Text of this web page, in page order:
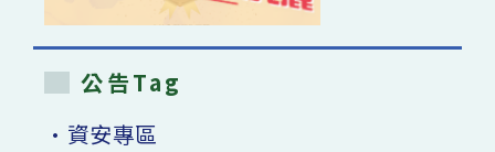
公告Tag
•資安專區